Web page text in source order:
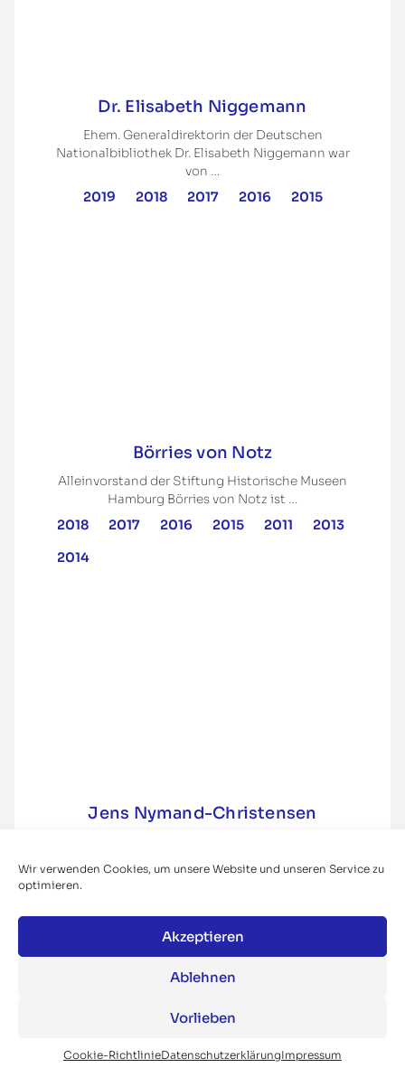
Wir verwenden Cookies, um unsere Website und unseren Service zu
optimieren.
Akzeptieren
Ablehnen
Vorlieben
Cookie-RichtlinieDatenschutzerklärungImpressum
Dr. Elisabeth Niggemann
Ehem. Generaldirektorin der Deutschen
Nationalbibliothek Dr. Elisabeth Niggemann war
von …
2019 2018 2017 2016 2015
Börries von Notz
Alleinvorstand der Stiftung Historische Museen
Hamburg Börries von Notz ist …
2018 2017 2016 2015 2011
2013
2014
Jens Nymand-Christensen
…